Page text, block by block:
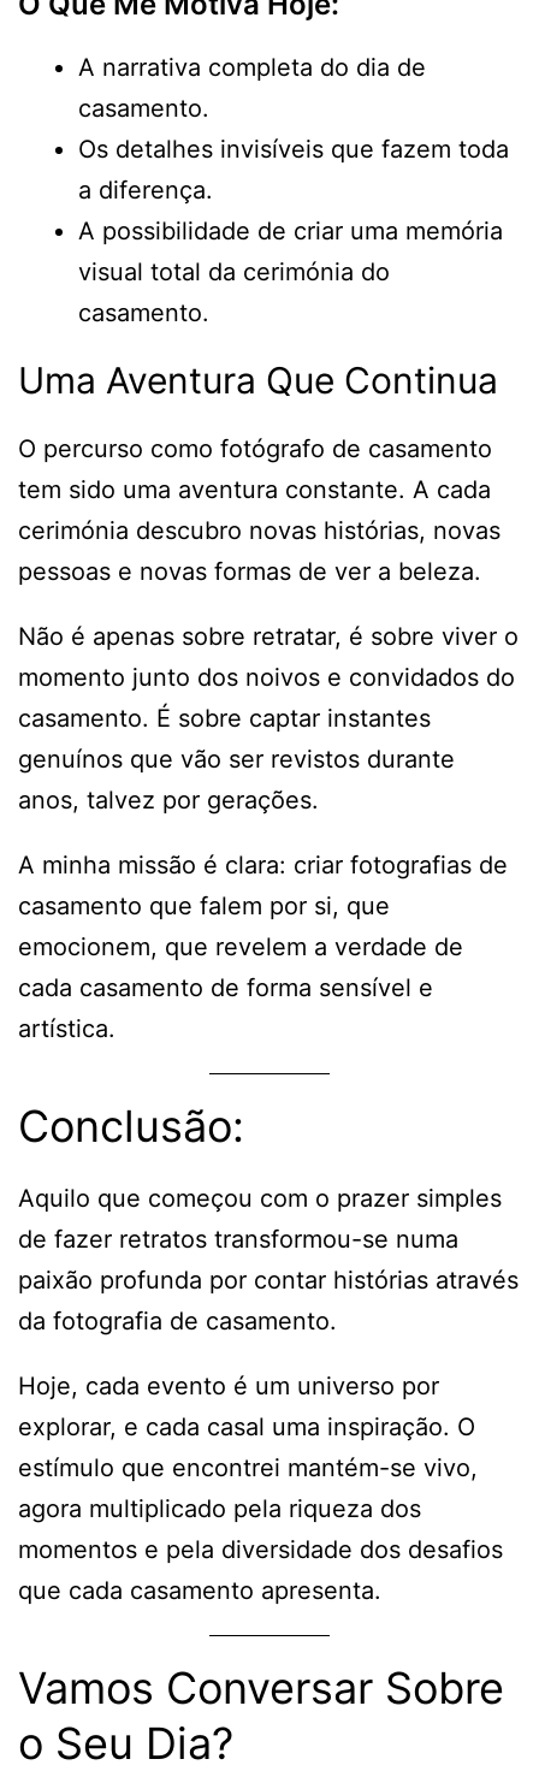
A narrativa completa do dia de
casamento.
Os detalhes invisíveis que fazem toda
a diferença.
A possibilidade de criar uma memória
visual total da cerimónia do
casamento.
Uma Aventura Que Continua
O percurso como fotógrafo de casamento
tem sido uma aventura constante. A cada
cerimónia descubro novas histórias, novas
pessoas e novas formas de ver a beleza.
Não é apenas sobre retratar, é sobre viver o
momento junto dos noivos e convidados do
casamento. É sobre captar instantes
genuínos que vão ser revistos durante
anos, talvez por gerações.
A minha missão é clara: criar fotografias de
casamento que falem por si, que
emocionem, que revelem a verdade de
cada casamento de forma sensível e
artística.
Conclusão:
Aquilo que começou com o prazer simples
de fazer retratos transformou-se numa
paixão profunda por contar histórias através
da fotografia de casamento.
Hoje, cada evento é um universo por
explorar, e cada casal uma inspiração. O
estímulo que encontrei mantém-se vivo,
agora multiplicado pela riqueza dos
momentos e pela diversidade dos desafios
que cada casamento apresenta.
Vamos Conversar Sobre
o Seu Dia?